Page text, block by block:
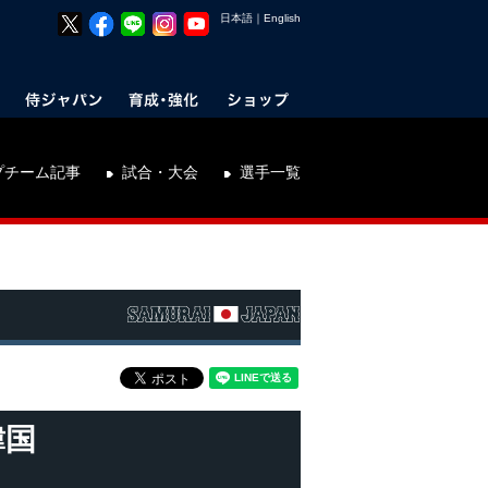
日本語 ｜ English
チーム記事 試合・大会 選手一覧